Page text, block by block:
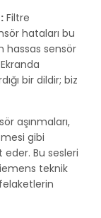
Filtre
hataları bu
hassas sensör
bir dildir; biz
aşınmaları,
gibi
Bu sesleri
teknik